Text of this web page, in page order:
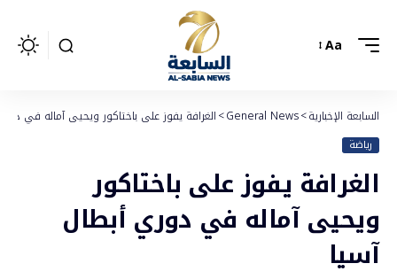
Aa
السابعة الإخبارية>
General News
>الغرافة يفوز على باختاكور ويحيى آماله في
رياضة
الغرافة يفوز على باختاكور
ويحيى آماله في دوري أبطال
آسيا